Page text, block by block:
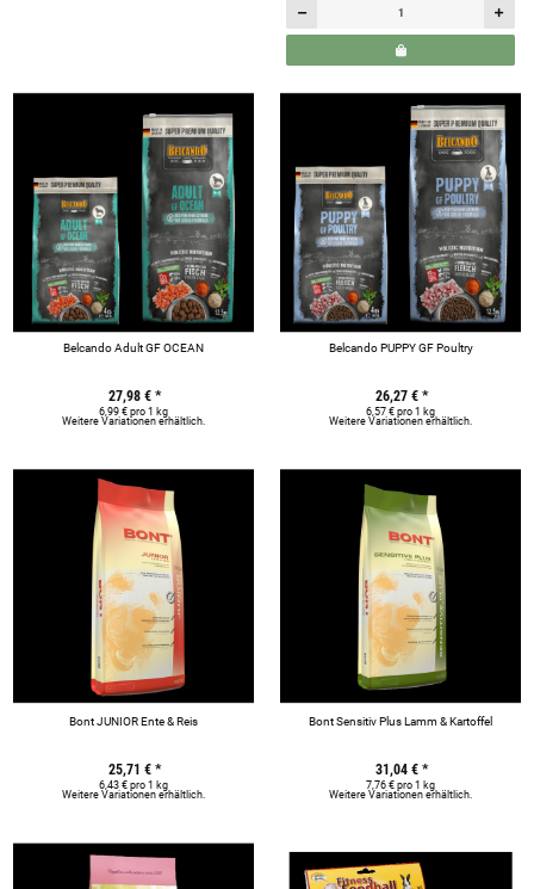
Belcando Adult GF OCEAN
27,98 €*
6,99 € pro 1 kg
Weitere Variationen erhältlich.
Belcando PUPPY GF Poultry
26,27 €*
6,57 € pro 1 kg
Weitere Variationen erhältlich.
Bont JUNIOR Ente & Reis
25,71 €*
6,43 € pro 1 kg
Weitere Variationen erhältlich.
Bont Sensitiv Plus Lamm & Kartoffel
31,04 €*
7,76 € pro 1 kg
Weitere Variationen erhältlich.